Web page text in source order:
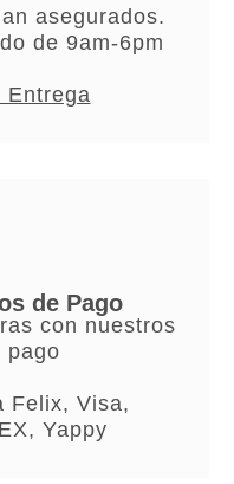
asegurados.
de 9am-6pm
de Pago
con nuestros
pago
Felix, Visa,
Yappy